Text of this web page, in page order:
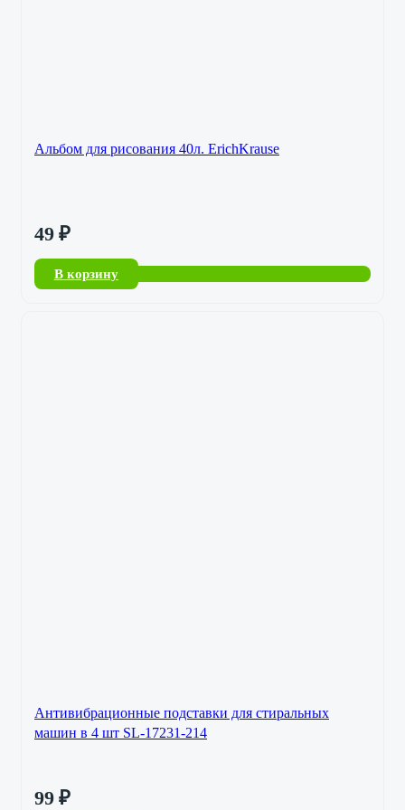
Альбом для рисования 40л. ErichKrause
49 ₽
В корзину
Антивибрационные подставки для стиральных
машин в 4 шт SL-17231-214
99 ₽